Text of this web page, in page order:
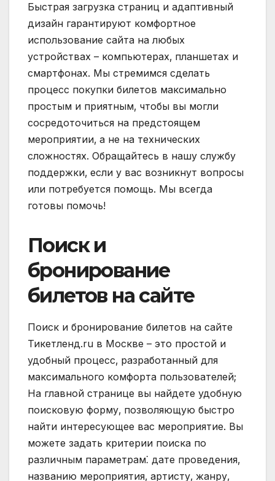
Быстрая загрузка страниц и адаптивный
дизайн гарантируют комфортное
использование сайта на любых
устройствах – компьютерах‚ планшетах и
смартфонах. Мы стремимся сделать
процесс покупки билетов максимально
простым и приятным‚ чтобы вы могли
сосредоточиться на предстоящем
мероприятии‚ а не на технических
сложностях. Обращайтесь в нашу службу
поддержки‚ если у вас возникнут вопросы
или потребуется помощь. Мы всегда
готовы помочь!
Поиск и
бронирование
билетов на сайте
Поиск и бронирование билетов на сайте
Тикетленд.ru в Москве – это простой и
удобный процесс‚ разработанный для
максимального комфорта пользователей;
На главной странице вы найдете удобную
поисковую форму‚ позволяющую быстро
найти интересующее вас мероприятие. Вы
можете задать критерии поиска по
различным параметрам⁚ дате проведения‚
названию мероприятия‚ артисту‚ жанру‚